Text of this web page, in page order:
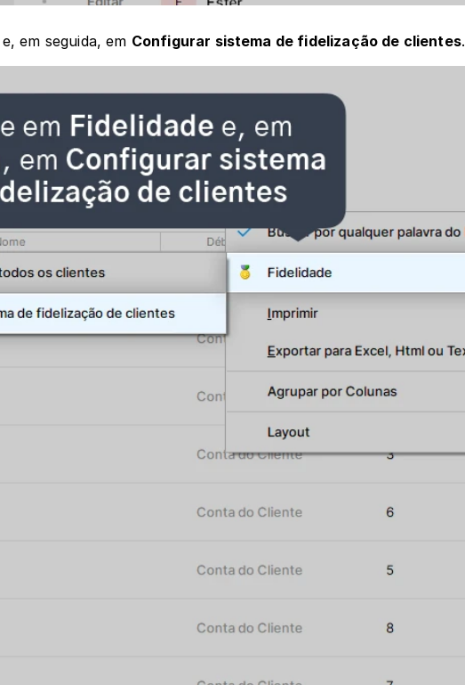
e, em seguida, em Configurar sistema de fidelização de clientes.